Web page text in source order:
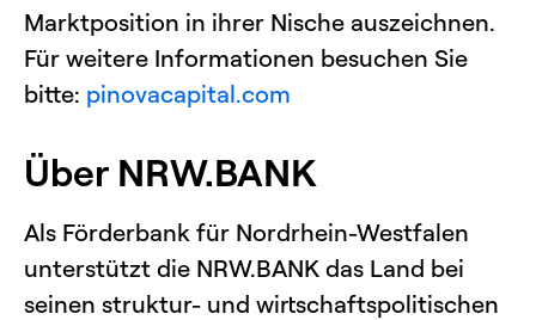
Marktposition in ihrer Nische auszeichnen.
Für weitere Informationen besuchen Sie
bitte: pinovacapital.com
Über NRW.BANK
Als Förderbank für Nordrhein-Westfalen
unterstützt die NRW.BANK das Land bei
seinen struktur- und wirtschaftspolitischen